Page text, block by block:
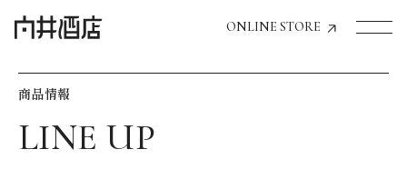
ONLINE STORE
飲食店経営のお客様
商品情報